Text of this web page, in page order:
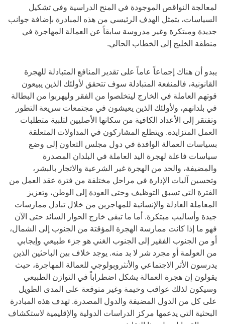
لمعالجة النواقص الموجودة في المنح الدراسية وفي تشكيل
السياسات، يتمثل الهدف الرئيسي من هذه المبادرة بإضافة جوانب
جديدة ومبتكرة وغير مدروسة سابقاً عن العمالة المهاجرة في
منطقة الخليج إلى الخطاب الحالي.
يبدو أن هناك إجماعاً عاماً على تقدير المنافع المتبادلة للهجرة
القانونية، فالمنفعة المتبادلة سوف تتحقق لأولئك الذين يبيعون
قوتهم العاملة في الخارج ليتخلصوا من الفقر وليهربوا من البطالة
في بلدانهم، ولأولئك الذين يعيشون في مجتمعات سريعة التطور
وتفتقر إلى الأعداد الكافية من سكانها الأصليين لتلبية متطلبات
العمل المتزايدة. ويتطلع المشاركون في المداولات المتعلقة
بسياسات العمالة الوافدة في دول مجلس التعاون إلى وضع
سياسات فاعلة لهجرة اليد العاملة في البلدان المصدرة
والمضيفة، والحد من الهجرة غير الشرعية والاتجار بالبشر،
وتحسين آليات الإدارة في مراحل مختلفة من فترة عقد العمل من
الفترة التي تسبق التوظيف وحتى العودة إلى الوطن، وتعزيز
المعاملة العادلة والإنسانية للمهاجرين من خلال تبادل ممارسات
جيدة وأساليب مبتكرة. أما ما تبقى خارج الحوار السائد حتى الآن
فهو ما إذا كانت ممارسة الهجرة المؤقتة من الجنوب إلى الشمال،
أو من الجنوب الفقير إلى الجنوب الغني هو جزء طبيعي وإيجابي
من العولمة أو مجرد شر لا بد منه. يوجد خلاف بين الباحثين الذين
يدرسون الأثر الاجتماعي والأنثروبولوجي للعمالة المهاجرة، حيث
يقولون إن هجرة العمالة يشكل اضطراباً في التوازن الطبيعي
وسيكون لذلك عواقب وخيمة وغير متوقعة على المدى الطويل
على كل من الدول المضيفة والدول المصدرة. تهدف هذه المبادرة
البحثية التي يدعمها مركز الدراسات الدولية والإقليمية لاستكشاف